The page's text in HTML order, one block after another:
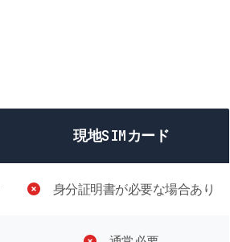
現地SIMカード
身分証明書が必要な場合あり